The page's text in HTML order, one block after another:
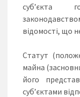
суб’єкта
відомості, що
Статут
майна
його
суб’єктами